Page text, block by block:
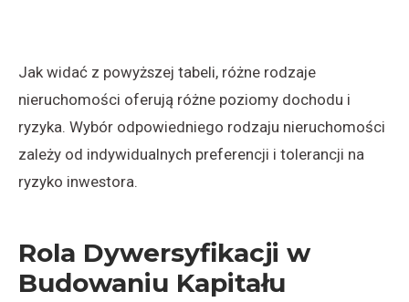
Jak widać z powyższej tabeli, różne rodzaje
nieruchomości oferują różne poziomy dochodu i
ryzyka. Wybór odpowiedniego rodzaju nieruchomości
zależy od indywidualnych preferencji i tolerancji na
ryzyko inwestora.
Rola Dywersyfikacji w
Budowaniu Kapitału